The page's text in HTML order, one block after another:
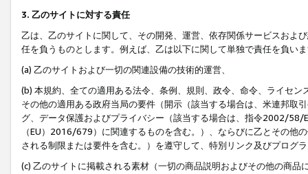
3. 乙のサイトに対する責任
乙は、乙のサイトに関して、その開発、運営、依存関係サービスおよ
任を負うものとします。例えば、乙は以下に関して単独で責任を負い
(a) 乙のサイトおよび一切の関連設備の技術的運営、
(b) 本規約、全ての適用ある法令、条例、規則、政令、命令、ライセ
その他の適用ある政府当局の要件（開示（該当する場合は、米連邦取
グ、データ保護およびプライバシー（該当する場合は、指令2002/58/
（EU）2016/679）に関連するものを含む。）、ならびに乙とその他
される制限または要件を含む。）を遵守して、特別リンク及びプログ
(c) 乙のサイトに掲載される素材（一切の商品説明およびその他の商